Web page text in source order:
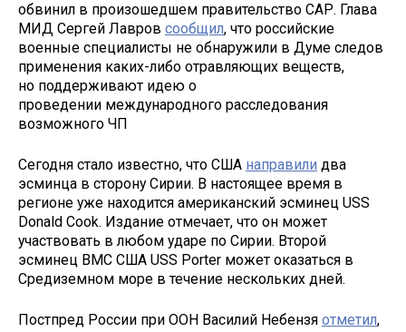
обвинил в произошедшем правительство САР. Глава
МИД Сергей Лавров сообщил, что российские
военные специалисты не обнаружили в Думе следов
применения каких-либо отравляющих веществ,
но поддерживают идею о
проведении международного расследования
возможного ЧП
Сегодня стало известно, что США направили два
эсминца в сторону Сирии. В настоящее время в
регионе уже находится американский эсминец USS
Donald Cook. Издание отмечает, что он может
участвовать в любом ударе по Сирии. Второй
эсминец ВМС США USS Porter может оказаться в
Средиземном море в течение нескольких дней.
Постпред России при ООН Василий Небензя отметил,